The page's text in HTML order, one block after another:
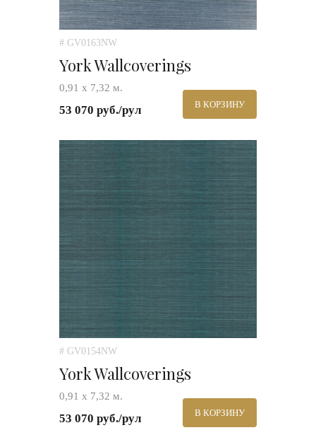
# GV0163NW
York Wallcoverings
0,91 х 7,32 м.
53 070 руб./рул В КОРЗИНУ
# GV0154NW
York Wallcoverings
0,91 х 7,32 м.
53 070 руб./рул В КОРЗИНУ